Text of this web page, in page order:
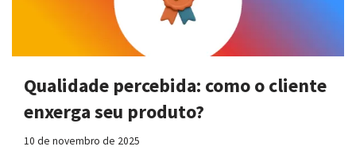
Qualidade percebida: como o cliente
enxerga seu produto?
10 de novembro de 2025